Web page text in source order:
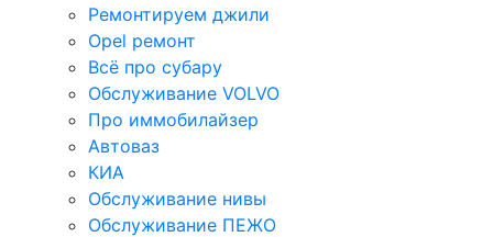
Ремонтируем джили
Opel ремонт
Всё про субару
Обслуживание VOLVO
Про иммобилайзер
Автоваз
КИА
Обслуживание нивы
Обслуживание ПЕЖО